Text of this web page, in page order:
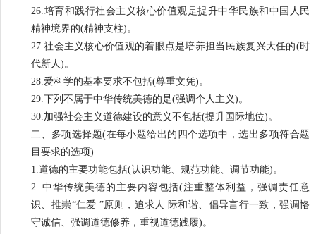
26.培育和践行社会主义核心价值观是提升中华民族和中国人民
精神境界的(精神支柱)。
27.社会主义核心价值观的着眼点是培养担当民族复兴大任的(时
代新人)。
28.爱科学的基本要求不包括(尊重文凭)。
29.下列不属于中华传统美德的是(强调个人主义)。
30.加强社会主义道德建设的意义不包括(提升国际地位)。
二、多项选择题(在每小题给出的四个选项中，选出多项符合题
目要求的选项)
1.道德的主要功能包括(认识功能、规范功能、调节功能)。
2. 中华传统美德的主要内容包括(注重整体利益，强调责任意
识、推崇“仁爱 ”原则，追求人 际和谐、倡导言行一致，强调恪
守诚信、强调道德修养，重视道德践履)。